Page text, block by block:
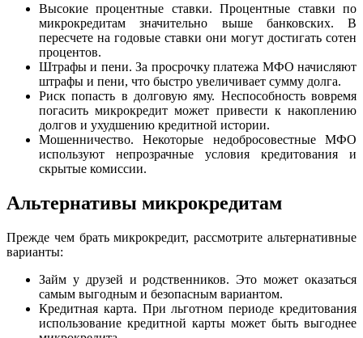
Высокие процентные ставки. Процентные ставки по
микрокредитам значительно выше банковских. В
пересчете на годовые ставки они могут достигать сотен
процентов.
Штрафы и пени. За просрочку платежа МФО начисляют
штрафы и пени, что быстро увеличивает сумму долга.
Риск попасть в долговую яму. Неспособность вовремя
погасить микрокредит может привести к накоплению
долгов и ухудшению кредитной истории.
Мошенничество. Некоторые недобросовестные МФО
используют непрозрачные условия кредитования и
скрытые комиссии.
Альтернативы микрокредитам
Прежде чем брать микрокредит, рассмотрите альтернативные
варианты:
Займ у друзей и родственников. Это может оказаться
самым выгодным и безопасным вариантом.
Кредитная карта. При льготном периоде кредитования
использование кредитной карты может быть выгоднее